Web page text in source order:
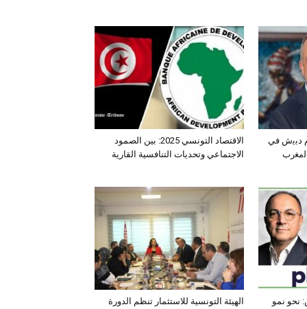
الاقتصاد التونسي 2025: بين الصمود
الاجتماعي وتحديات التنافسية القارية
دﺑﯾش ﻓﻲ
الهيئة التونسية للاستثمار تنظم الدورة
نحو نمو